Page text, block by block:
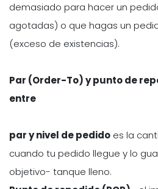
demasiado para hacer un
agotadas) o que hagas un
(exceso de existencias).
Par (Order-To) y punto de
entre
par y nivel de pedido es la
cuando tu pedido llegue y lo
objetivo- tanque lleno.